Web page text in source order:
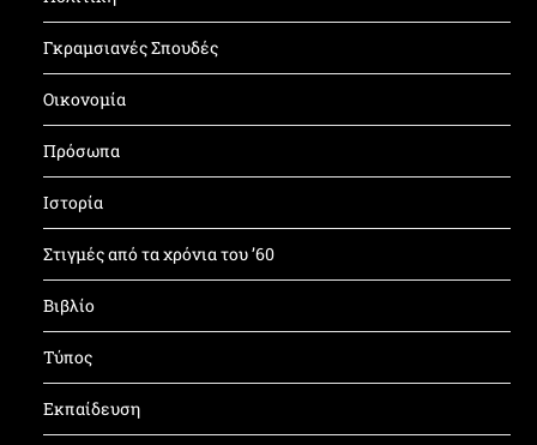
Γκραμσιανές Σπουδές
Οικονομία
Πρόσωπα
Ιστορία
Στιγμές από τα χρόνια του ’60
Βιβλίο
Τύπος
Εκπαίδευση